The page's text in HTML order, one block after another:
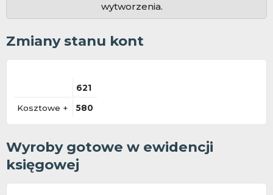
wytworzenia.
Zmiany stanu kont
621
Kosztowe + 580
Wyroby gotowe w ewidencji
księgowej